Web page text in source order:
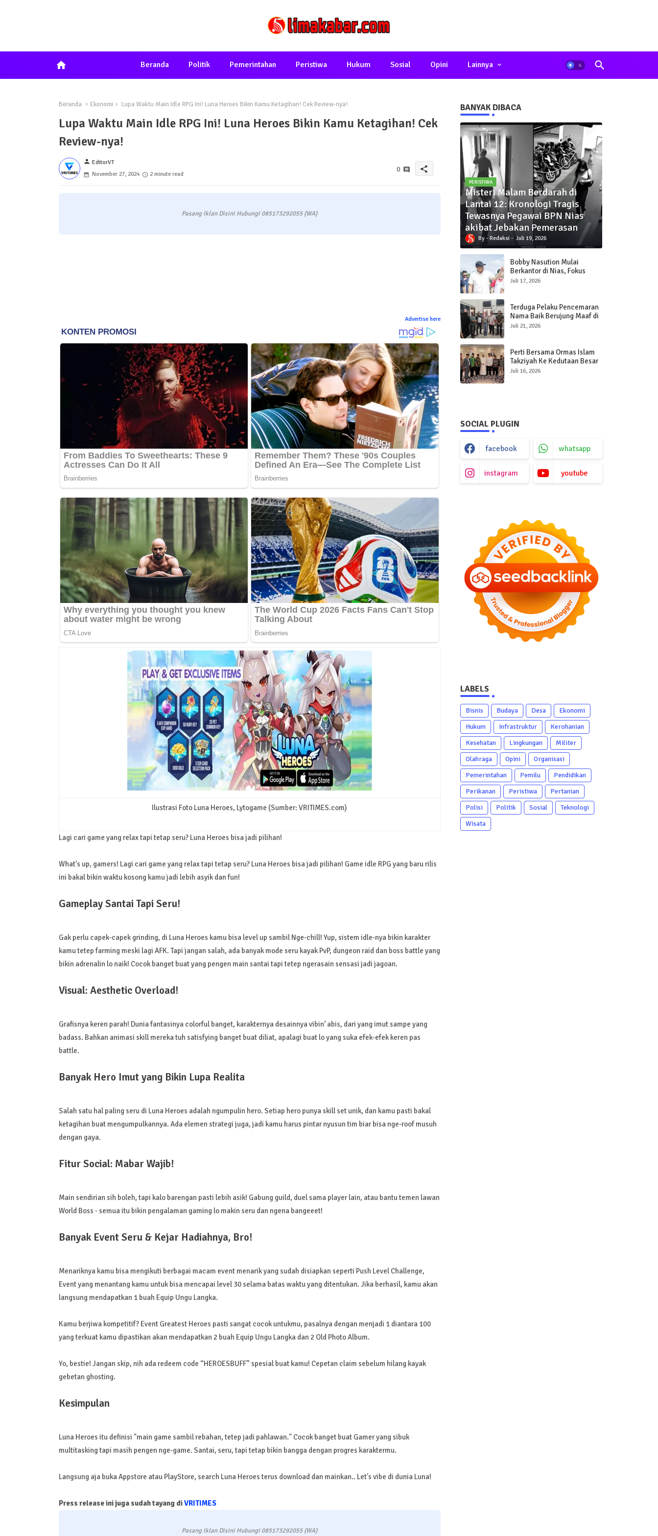
home Beranda Politik Pemerintahan Peristiwa Hukum Sosial Opini Lainnya
Beranda Ekonomi Lupa Waktu Main Idle RPG Ini! Luna Heroes Bikin Kamu Ketagihan! Cek Review-nya!
Lupa Waktu Main Idle RPG Ini! Luna Heroes Bikin Kamu Ketagihan! Cek
Review-nya!
person EditorVT
November 27, 2024
2 minute read
0 share
Pasang Iklan Disini Hubungi 085173292055 (WA)
Advertise here
Ilustrasi Foto Luna Heroes, Lytogame (Sumber: VRITIMES.com)
Lagi cari game yang relax tapi tetap seru? Luna Heroes bisa jadi pilihan!
What's up, gamers! Lagi cari game yang relax tapi tetap seru? Luna Heroes bisa jadi pilihan! Game idle RPG yang baru rilis
ini bakal bikin waktu kosong kamu jadi lebih asyik dan fun!
Gameplay Santai Tapi Seru!
Gak perlu capek-capek grinding, di Luna Heroes kamu bisa level up sambil Nge-chill! Yup, sistem idle-nya bikin karakter
kamu tetep farming meski lagi AFK. Tapi jangan salah, ada banyak mode seru kayak PvP, dungeon raid dan boss battle yang
bikin adrenalin lo naik! Cocok banget buat yang pengen main santai tapi tetep ngerasain sensasi jadi jagoan.
Visual: Aesthetic Overload!
Grafisnya keren parah! Dunia fantasinya colorful banget, karakternya desainnya vibin’ abis, dari yang imut sampe yang
badass. Bahkan animasi skill mereka tuh satisfying banget buat diliat, apalagi buat lo yang suka efek-efek keren pas
battle.
Banyak Hero Imut yang Bikin Lupa Realita
Salah satu hal paling seru di Luna Heroes adalah ngumpulin hero. Setiap hero punya skill set unik, dan kamu pasti bakal
ketagihan buat mengumpulkannya. Ada elemen strategi juga, jadi kamu harus pintar nyusun tim biar bisa nge-roof musuh
dengan gaya.
Fitur Social: Mabar Wajib!
Main sendirian sih boleh, tapi kalo barengan pasti lebih asik! Gabung guild, duel sama player lain, atau bantu temen lawan
World Boss - semua itu bikin pengalaman gaming lo makin seru dan ngena bangeeet!
Banyak Event Seru & Kejar Hadiahnya, Bro!
Menariknya kamu bisa mengikuti berbagai macam event menarik yang sudah disiapkan seperti Push Level Challenge,
Event yang menantang kamu untuk bisa mencapai level 30 selama batas waktu yang ditentukan. Jika berhasil, kamu akan
langsung mendapatkan 1 buah Equip Ungu Langka.
Kamu berjiwa kompetitif? Event Greatest Heroes pasti sangat cocok untukmu, pasalnya dengan menjadi 1 diantara 100
yang terkuat kamu dipastikan akan mendapatkan 2 buah Equip Ungu Langka dan 2 Old Photo Album.
Yo, bestie! Jangan skip, nih ada redeem code “HEROESBUFF” spesial buat kamu! Cepetan claim sebelum hilang kayak
gebetan ghosting.
Kesimpulan
Luna Heroes itu definisi "main game sambil rebahan, tetep jadi pahlawan." Cocok banget buat Gamer yang sibuk
multitasking tapi masih pengen nge-game. Santai, seru, tapi tetap bikin bangga dengan progres karaktermu.
Langsung aja buka Appstore atau PlayStore, search Luna Heroes terus download dan mainkan.. Let's vibe di dunia Luna!
Press release ini juga sudah tayang diVRITIMES
Pasang Iklan Disini Hubungi 085173292055 (WA)
BANYAK DIBACA
PERISTIWA
Misteri Malam Berdarah di
Lantai 12: Kronologi Tragis
Tewasnya Pegawai BPN Nias
akibat Jebakan Pemerasan
Redaksi Juli 19, 2026
Bobby Nasution Mulai
Berkantor di Nias, Fokus
Percepat Pembangunan
Juli 17, 2026
Terduga Pelaku Pencemaran
Nama Baik Berujung Maaf di
Polres Sibolga
Juli 21, 2026
Perti Bersama Ormas Islam
Takziyah Ke Kedutaan Besar
Qatar
Juli 16, 2026
SOCIAL PLUGIN
facebook whatsapp
instagram youtube
LABELS
Bisnis Budaya Desa
Ekonomi
Hukum
Infrastruktur
Kerohanian
Kesehatan
Lingkungan
Militer
Olahraga
Opini
Organisasi
Pemerintahan
Pemilu
Pendidikan
Perikanan
Peristiwa
Pertanian
Polisi
Politik Sosial
Teknologi
Wisata